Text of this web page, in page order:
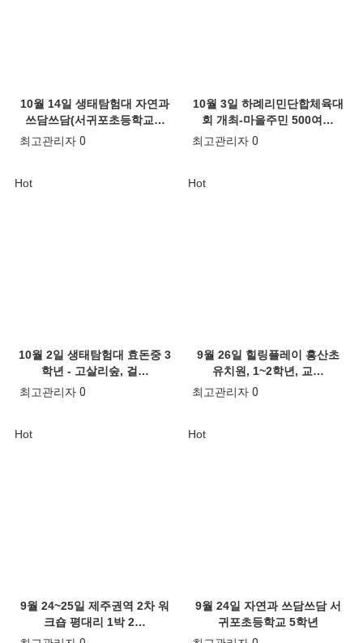
10월 14일 생태탐험대 자연과
쓰담쓰담(서귀포초등학교…
최고관리자 0
10월 3일 하례리민단합체육대
회 개최-마을주민 500여…
최고관리자 0
Hot
10월 2일 생태탐험대 효돈중 3
학년 - 고살리숲, 걸…
최고관리자 0
Hot
9월 26일 힐링플레이 흥산초
유치원, 1~2학년, 교…
최고관리자 0
Hot
9월 24~25일 제주권역 2차 워
크숍 평대리 1박 2…
Hot
9월 24일 자연과 쓰담쓰담 서
귀포초등학교 5학년